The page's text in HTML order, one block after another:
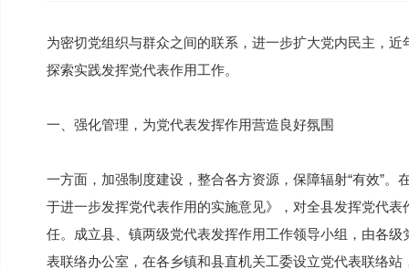
为密切党组织与群众之间的联系，进一步扩大党内民主，
探索实践发挥党代表作用工作。
一、强化管理，为党代表发挥作用营造良好氛围
一方面，加强制度建设，整合各方资源，保障辐射“有效”
于进一步发挥党代表作用的实施意见》，对全县发挥党代
任。成立县、镇两级党代表发挥作用工作领导小组，由各
表联络办公室，在各乡镇和县直机关工委设立党代表联络